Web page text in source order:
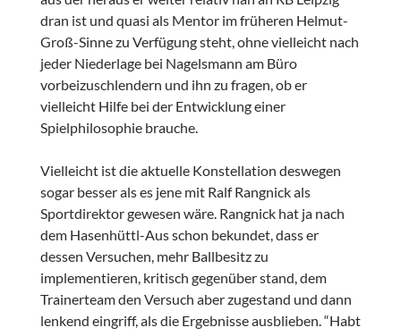
dran ist und quasi als Mentor im früheren Helmut-
Groß-Sinne zu Verfügung steht, ohne vielleicht nach
jeder Niederlage bei Nagelsmann am Büro
vorbeizuschlendern und ihn zu fragen, ob er
vielleicht Hilfe bei der Entwicklung einer
Spielphilosophie brauche.
Vielleicht ist die aktuelle Konstellation deswegen
sogar besser als es jene mit Ralf Rangnick als
Sportdirektor gewesen wäre. Rangnick hat ja nach
dem Hasenhüttl-Aus schon bekundet, dass er
dessen Versuchen, mehr Ballbesitz zu
implementieren, kritisch gegenüber stand, dem
Trainerteam den Versuch aber zugestand und dann
lenkend eingriff, als die Ergebnisse ausblieben. “Habt